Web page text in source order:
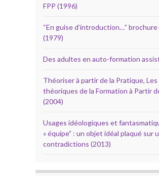
FPP (1996)
“En guise d’introduction…”
(1979)
Des adultes en auto-formation
Théoriser à partir de la Pratique,
théoriques de la Formation à Partir
(2004)
Usages idéologiques et
« équipe” : un objet idéal plaqué sur
contradictions (2013)